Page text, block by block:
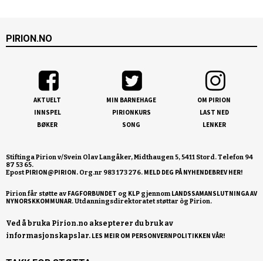
PIRION.NO
AKTUELT
INNSPEL
BØKER
MIN BARNEHAGE
PIRIONKURS
SONG
OM PIRION
LAST NED
LENKER
Stiftinga Pirion v/Svein Olav Langåker, Midthaugen 5, 5411 Stord. Telefon 94
87 53 65.
EpostPIRION@PIRION. Org.nr 983 173 276. MELD DEG PÅ NYHENDEBREV HER!
Pirion får støtte av FAGFORBUNDET og KLP gjennomLANDSSAMANSLUTNINGA AV
NYNORSKKOMMUNAR
Ved å bruka Pirion.no aksepterer du bruk av
informasjonskapslar. LES MEIR OM PERSONVERNPOLITIKKEN VÅR!